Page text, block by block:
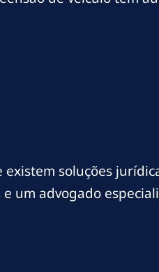
soluções
um advogado